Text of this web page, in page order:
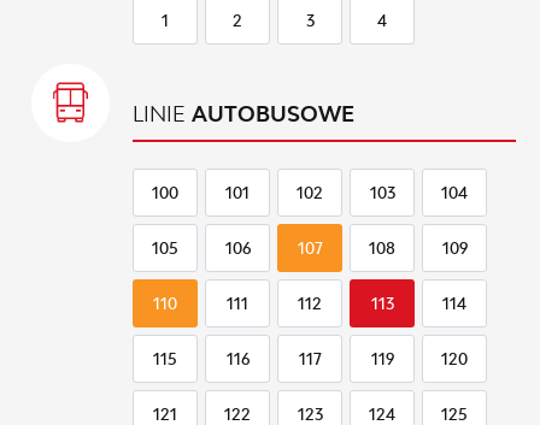
1 2 3 4
LINIE AUTOBUSOWE
100 101 102 103 104
105 106 107 108 109
110 111 112 113 114
115 116 117 119 120
121 122 123 124 125